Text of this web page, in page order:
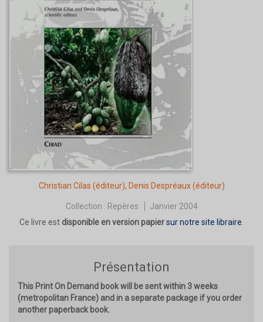
Christian Cilas (éditeur), Denis Despréaux(éditeur)
Collection : Repères
Janvier 2004
Ce livre est disponible en version papiersur notre site libraire.
Présentation
This Print On Demand book will be sent within 3 weeks
(metropolitan France) and in a separate package if you order
another paperback book.